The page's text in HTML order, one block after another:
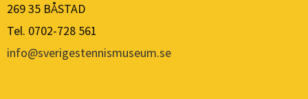
269 35 BÅSTAD
Tel. 0702-728 561
info@sverigestennismuseum.se